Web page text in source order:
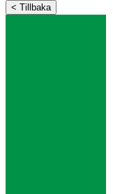
< Tillbaka